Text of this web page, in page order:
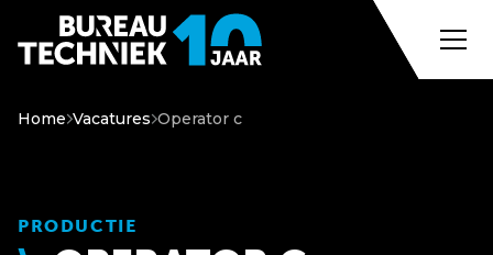
Home Vacatures Operator c
PRODUCTIE